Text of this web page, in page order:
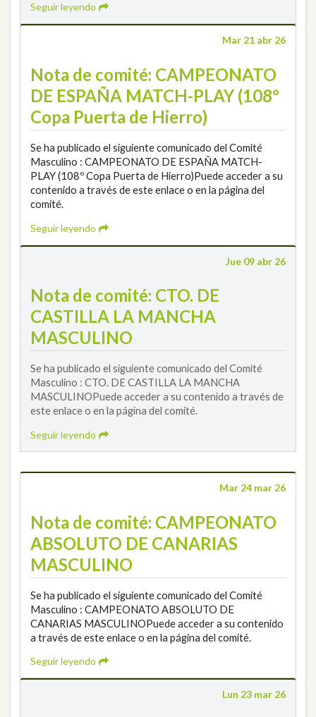
Seguir leyendo
Mar 21 abr 26
Nota de comité: CAMPEONATO
DE ESPAÑA MATCH-PLAY (108º
Copa Puerta de Hierro)
Se ha publicado el siguiente comunicado del Comité
Masculino : CAMPEONATO DE ESPAÑA MATCH-
PLAY (108º Copa Puerta de Hierro)Puede acceder a su
contenido a través de este enlace o en la página del
comité.
Seguir leyendo
Jue 09 abr 26
Nota de comité: CTO. DE
CASTILLA LA MANCHA
MASCULINO
Se ha publicado el siguiente comunicado del Comité
Masculino : CTO. DE CASTILLA LA MANCHA
MASCULINOPuede acceder a su contenido a través de
este enlace o en la página del comité.
Seguir leyendo
Mar 24 mar 26
Nota de comité: CAMPEONATO
ABSOLUTO DE CANARIAS
MASCULINO
Se ha publicado el siguiente comunicado del Comité
Masculino : CAMPEONATO ABSOLUTO DE
CANARIAS MASCULINOPuede acceder a su contenido
a través de este enlace o en la página del comité.
Seguir leyendo
Lun 23 mar 26